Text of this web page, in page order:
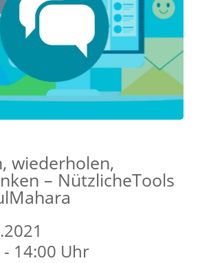
wiederholen,
– NützlicheTools
- 14:00 Uhr